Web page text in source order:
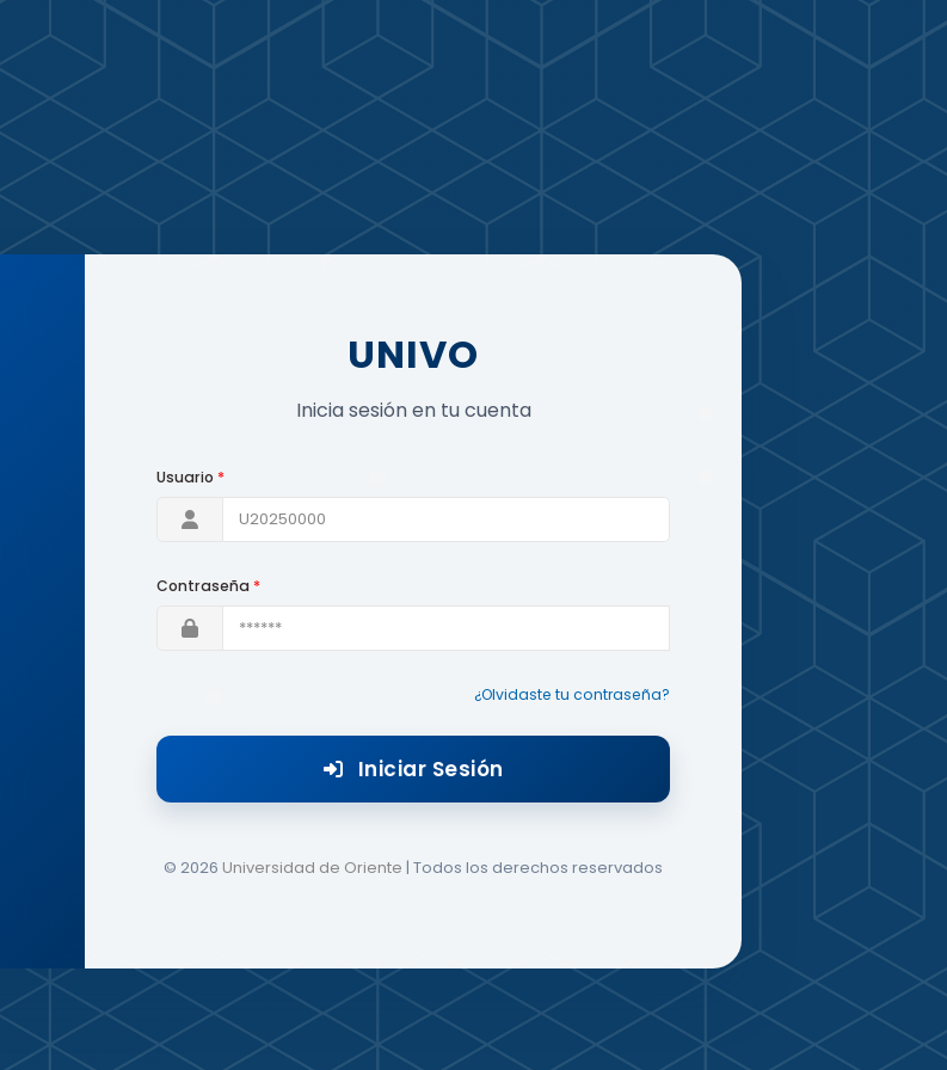
UNIVO
Inicia sesión en tu cuenta
Usuario *
Contraseña *
¿Olvidaste tu contraseña?
Iniciar Sesión
© 2026 Universidad de Oriente | Todos los derechos reservados